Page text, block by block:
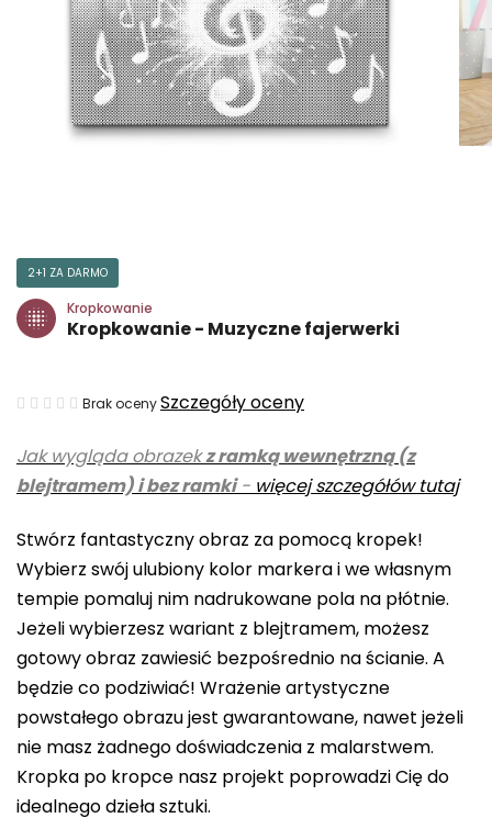
Jak wygląda obrazekz ramką wewnętrzną (z
blejtramem) i bez ramki- więcej szczegółów tutaj
Stwórz fantastyczny obraz za pomocą kropek!
Wybierz swój ulubiony kolor markera i we własnym
tempie pomaluj nim nadrukowane pola na płótnie.
Jeżeli wybierzesz wariant z blejtramem, możesz
gotowy obraz zawiesić bezpośrednio na ścianie. A
będzie co podziwiać! Wrażenie artystyczne
powstałego obrazu jest gwarantowane, nawet jeżeli
nie masz żadnego doświadczenia z malarstwem.
Kropka po kropce nasz projekt poprowadzi Cię do
idealnego dzieła sztuki.
2+1 ZA DARMO
Kropkowanie
Kropkowanie - Muzyczne fajerwerki
Średnia
produktu
wynosi
na
5
gwiazdek.
Brak ocenySzczegóły oceny